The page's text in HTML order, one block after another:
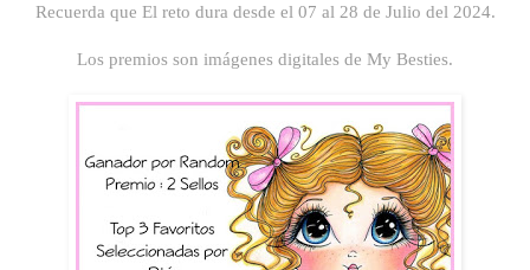
Recuerda que El reto dura desde el 07 al 28 de Julio del 2024.
Los premios son imágenes digitales de My Besties.